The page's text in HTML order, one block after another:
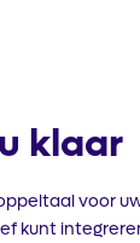
klaar
voor
kunt